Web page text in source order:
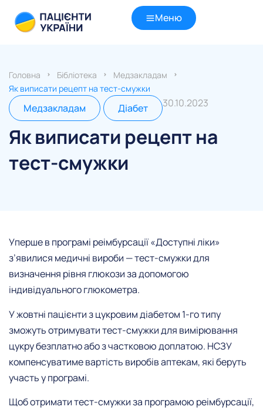
Меню
Головна Бібліотека
Медзакладам
Як виписати рецепт на тест-смужки
Медзакладам Діабет 30.10.2023
Як виписати рецепт на
тест-смужки
Уперше в програмі реімбурсації «Доступні ліки»
з’явилися медичні вироби — тест-смужки для
визначення рівня глюкози за допомогою
індивідуального глюкометра.
У жовтні пацієнти з цукровим діабетом 1-го типу
зможуть отримувати тест-смужки для вимірювання
цукру безплатно або з частковою доплатою. НСЗУ
компенсуватиме вартість виробів аптекам, які беруть
участь у програмі.
Щоб отримати тест-смужки за програмою реімбурсації,